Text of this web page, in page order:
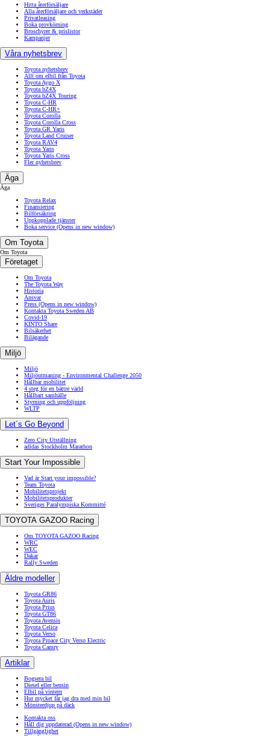
Hitta återförsäljare
Alla återförsäljare och verkstäder
Privatleasing
Boka provkörning
Broschyrer & prislistor
Kampanjer
Våra nyhetsbrev
Toyota nyhetsbrev
Allt om elbil från Toyota
Toyota Aygo X
Toyota bZ4X
Toyota bZ4X Touring
Toyota C-HR
Toyota C-HR+
Toyota Corolla
Toyota Corolla Cross
Toyota GR Yaris
Toyota Land Cruiser
Toyota RAV4
Toyota Yaris
Toyota Yaris Cross
Fler nyhetsbrev
Äga
Äga
Toyota Relax
Finansiering
Bilförsäkring
Uppkopplade tjänster
Boka service (Opens in new window)
Om Toyota
Om Toyota
Företaget
Om Toyota
The Toyota Way
Historia
Ansvar
Press (Opens in new window)
Kontakta Toyota Sweden AB
Covid-19
KINTO Share
Bilsäkerhet
Bilägande
Miljö
Miljö
Miljöutmaning - Environmental Challenge 2050
Hållbar mobilitet
4 steg för en bättre värld
Hållbart samhälle
Styrning och uppföljning
WLTP
Let´s Go Beyond
Zero City Utställning
adidas Stockholm Marathon
Start Your Impossible
Vad är Start your impossible?
Team Toyota
Mobilitetsprojekt
Mobilitetsprodukter
Sveriges Paralympiska Kommitté
TOYOTA GAZOO Racing
Om TOYOTA GAZOO Racing
WRC
WEC
Dakar
Rally Sweden
Äldre modeller
Toyota GR86
Toyota Auris
Toyota Prius
Toyota GT86
Toyota Avensis
Toyota Celica
Toyota Verso
Toyota Proace City Verso Electric
Toyota Camry
Artiklar
Bogsera bil
Diesel eller bensin
Elbil på vintern
Hur mycket får jag dra med min bil
Mönsterdjup på däck
Kontakta oss
Håll dig uppdaterad (Opens in new window)
Tillgänglighet